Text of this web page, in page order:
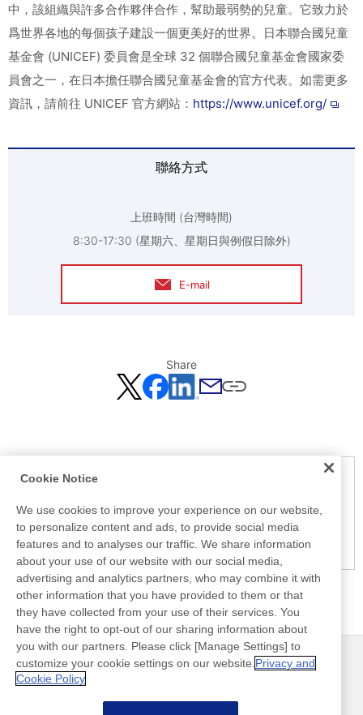
中，該組織與許多合作夥伴合作，幫助最弱勢的兒童。它致力於
爲世界各地的每個孩子建設一個更美好的世界。日本聯合國兒童
基金會 (UNICEF) 委員會是全球 32 個聯合國兒童基金會國家委
員會之一，在日本擔任聯合國兒童基金會的官方代表。如需更多
資訊，請前往 UNICEF 官方網站： https://www.unicef.org/
聯絡方式
上班時間 (台灣時間)
8:30-17:30 (星期六、星期日與例假日除外)
E-mail
Share
Notice
may be different from the information at other medias.
Please be forewarned.
最新消息
聯絡方式
常見問答集
Cookie Notice
We use cookies to improve your experience on our website,
to personalize content and ads, to provide social media
features and to analyses our traffic. We share information
about your use of our website with our social media,
advertising and analytics partners, who may combine it with
other information that you have provided to them or that
they have collected from your use of their services. You
have the right to opt-out of our sharing information about
you with our partners. Please click [Manage Settings] to
customize your cookie settings on our website. Privacy and
Cookie Policy